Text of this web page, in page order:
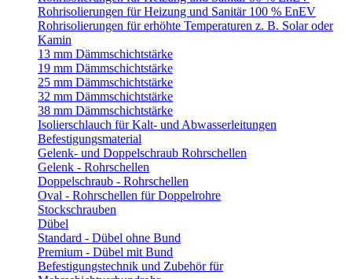
Rohrisolierungen für Heizung und Sanitär 100 % EnEV
Rohrisolierungen für erhöhte Temperaturen z. B. Solar oder
Kamin
13 mm Dämmschichtstärke
19 mm Dämmschichtstärke
25 mm Dämmschichtstärke
32 mm Dämmschichtstärke
38 mm Dämmschichtstärke
Isolierschlauch für Kalt- und Abwasserleitungen
Befestigungsmaterial
Gelenk- und Doppelschraub Rohrschellen
Gelenk - Rohrschellen
Doppelschraub - Rohrschellen
Oval - Rohrschellen für Doppelrohre
Stockschrauben
Dübel
Standard - Dübel ohne Bund
Premium - Dübel mit Bund
Befestigungstechnik und Zubehör für